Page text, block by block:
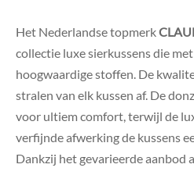
Het Nederlandse topmerk
collectie luxe sierkussens die
hoogwaardige stoffen. De
stralen van elk kussen af. De
voor ultiem comfort, terwijl de
verfijnde afwerking de kussens
Dankzij het gevarieerde aanbod